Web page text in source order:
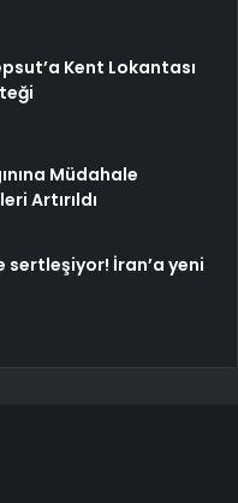
Kent Lokantası
Müdahale
Artırıldı
İran’a yeni